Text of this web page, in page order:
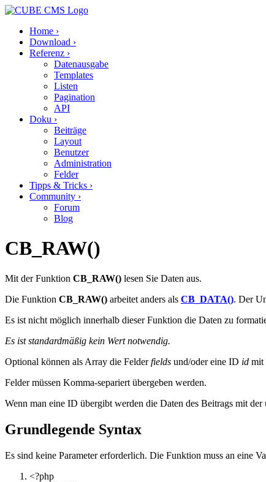
Home ›
Download ›
Referenz ›
Datenausgabe
Templates
Listen
Pagination
API
Doku ›
Beiträge
Layout
Benutzer
Administration
Felder
Tipps & Tricks ›
Community ›
Forum
Blog
CB_RAW()
Mit der Funktion CB_RAW() lesen Sie Daten aus.
Die Funktion CB_RAW() arbeitet anders als CB_DATA(). Der
Es ist nicht möglich innerhalb dieser Funktion die Daten zu
Es ist standardmäßig kein Wert notwendig.
Optional können als Array die Felderfields und/oder eine ID id mit
Felder müssen Komma-separiert übergeben werden.
Wenn man eine ID übergibt werden die Daten des Beitrags mit der
Grundlegende Syntax
Es sind keine Parameter erforderlich. Die Funktion muss an eine
<?php